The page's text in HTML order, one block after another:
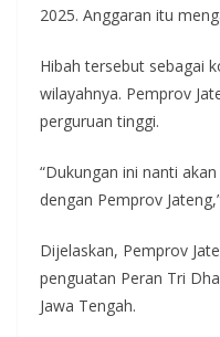
2025. Anggaran itu
Hibah tersebut sebagai
wilayahnya. Pemprov
perguruan tinggi.
“Dukungan ini nanti
dengan Pemprov
Dijelaskan, Pemprov
penguatan Peran Tri
Jawa Tengah.